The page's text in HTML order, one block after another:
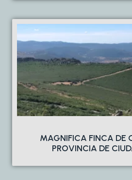
MAGNIFICA FINCA DE
PROVINCIA DE